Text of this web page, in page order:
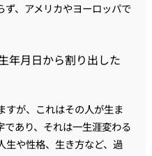
ず、アメリカやヨーロッパで
年月日から割り出した
すが、これはその人が生ま
あり、それは一生涯変わる
生や性格、生き方など、過